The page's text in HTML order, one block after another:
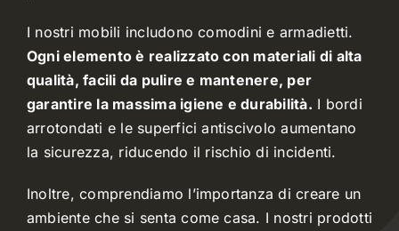
I nostri mobili includono comodini e armadietti.
Ogni elemento è realizzato con materiali di alta
qualità, facili da pulire e mantenere, per
garantire la massima igiene e durabilità. I bordi
arrotondati e le superfici antiscivolo aumentano
la sicurezza, riducendo il rischio di incidenti.
Inoltre, comprendiamo l’importanza di creare un
ambiente che si senta come casa. I nostri prodotti